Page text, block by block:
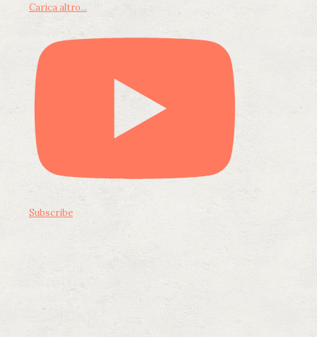
Carica altro...
Subscribe